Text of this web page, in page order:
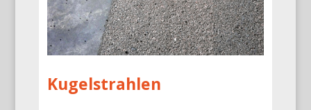
Kugelstrahlen